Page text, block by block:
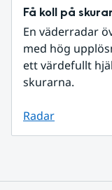
Få koll på
En väderradar
med hög
ett värdefullt
skurarna.
Radar